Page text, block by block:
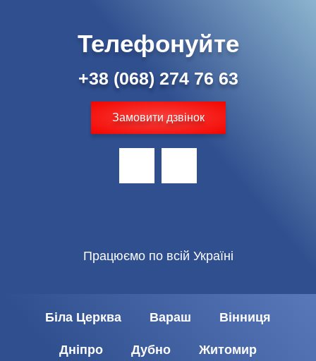
Телефонуйте
+38 (068) 274 76 63
Замовити дзвінок
Працюємо по всій Україні
Біла Церква Вараш Вінниця
Дніпро Дубно Житомир